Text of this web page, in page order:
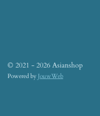
© 2021 - 2026 Asianshop
Powered by JouwWeb